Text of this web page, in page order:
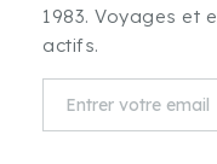
1983. Voyages et
actifs.